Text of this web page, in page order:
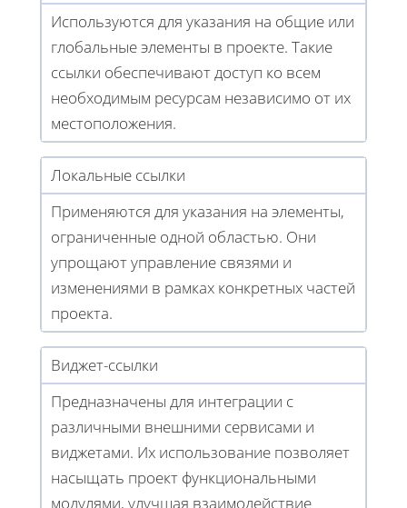
Используются для указания на общие или
глобальные элементы в проекте. Такие
ссылки обеспечивают доступ ко всем
необходимым ресурсам независимо от их
местоположения.
Локальные ссылки
Применяются для указания на элементы,
ограниченные одной областью. Они
упрощают управление связями и
изменениями в рамках конкретных частей
проекта.
Виджет-ссылки
Предназначены для интеграции с
различными внешними сервисами и
виджетами. Их использование позволяет
насыщать проект функциональными
модулями, улучшая взаимодействие